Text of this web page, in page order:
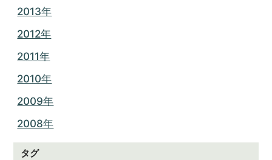
2013年
2012年
2011年
2010年
2009年
2008年
タグ